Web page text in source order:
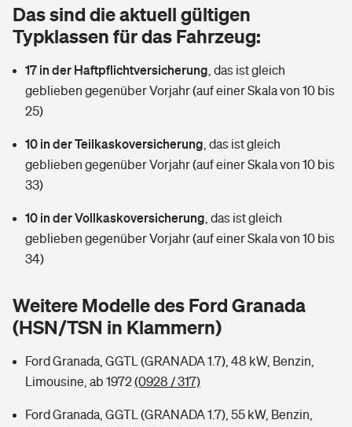
Rentenrechner: Wie viel Geld bekomme ich im Alter?
Wer versichert was: Jetzt Versicherer finden
Sie haben Fragen?
Vermieterrrechtsschutz
Mietkautionsversicherung
Restkreditversicherung
Zur Übersicht
Hochwasser-Check: Wie gefährdet ist Ihr Haus?
Wer versichert was: Jetzt Versicherer finden
Sie haben Fragen?
Kinderunfall­ver­si­che­rung
Reiseversicherung
Handyversicherung
Private Cyberversicherung
Musikinstrumentenversicherung
Zur Übersicht
Tierkrankenversicherung
Zur Übersicht
Wer versichert was: Jetzt Versicherer finden
Sie haben Fragen?
Rentenrechner: Wie viel Geld bekomme ich im Alter?
Das sind die aktuell gültigen
Typklassen für das Fahrzeug:
17 in der Haftpflichtversicherung das ist gleich
geblieben gegenüber Vorjahr (auf einer Skala von 10 bis
25)
10 in der Teilkaskoversicherung das ist gleich
geblieben gegenüber Vorjahr (auf einer Skala von 10 bis
33)
10 in der Vollkaskoversicherung das ist gleich
geblieben gegenüber Vorjahr (auf einer Skala von 10 bis
34)
Weitere Modelle des Ford Granada
(HSN/TSN in Klammern)
Ford Granada, GGTL (GRANADA 1.7), 48 kW, Benzin,
Limousine, ab 1972(0928 / 317)
Ford Granada, GGTL (GRANADA 1.7), 55 kW, Benzin,